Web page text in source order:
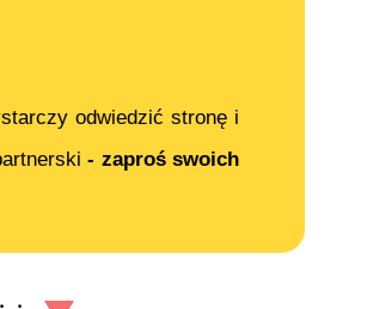
odwiedzić stronę i
- zaproś swoich